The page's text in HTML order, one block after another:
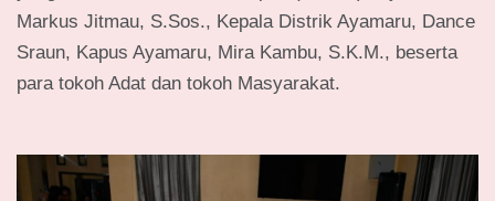
Markus Jitmau, S.Sos., Kepala Distrik Ayamaru, Dance
Sraun, Kapus Ayamaru, Mira Kambu, S.K.M., beserta
para tokoh Adat dan tokoh Masyarakat.